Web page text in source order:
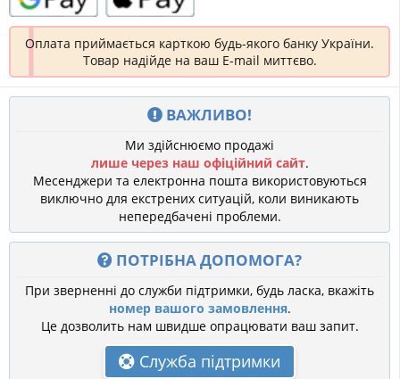
Оплата приймається карткою будь-якого банку України.
Товар надійде на ваш E-mail миттєво.
ВАЖЛИВО!
Ми здійснюємо продажі
лише через наш офіційний сайт.
Месенджери та електронна пошта використовуються
виключно для екстрених ситуацій, коли виникають
непередбачені проблеми.
ПОТРІБНА ДОПОМОГА?
При зверненні до служби підтримки, будь ласка, вкажіть
номер вашого замовлення.
Це дозволить нам швидше опрацювати ваш запит.
Служба підтримки